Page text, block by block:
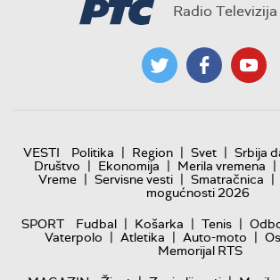
Radio
VESTI Politika | Region | Svet | Srbija
Društvo | Ekonomija | Merila vremena |
Vreme | Servisne vesti | Smatračnica |
mogućnosti 2026
SPORT
Fudbal | Košarka | Tenis |
Vaterpolo | Atletika | Auto-moto |
Memorijal RTS